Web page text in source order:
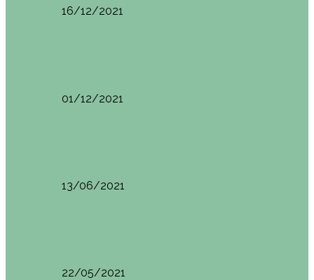
16/12/2021
01/12/2021
13/06/2021
22/05/2021